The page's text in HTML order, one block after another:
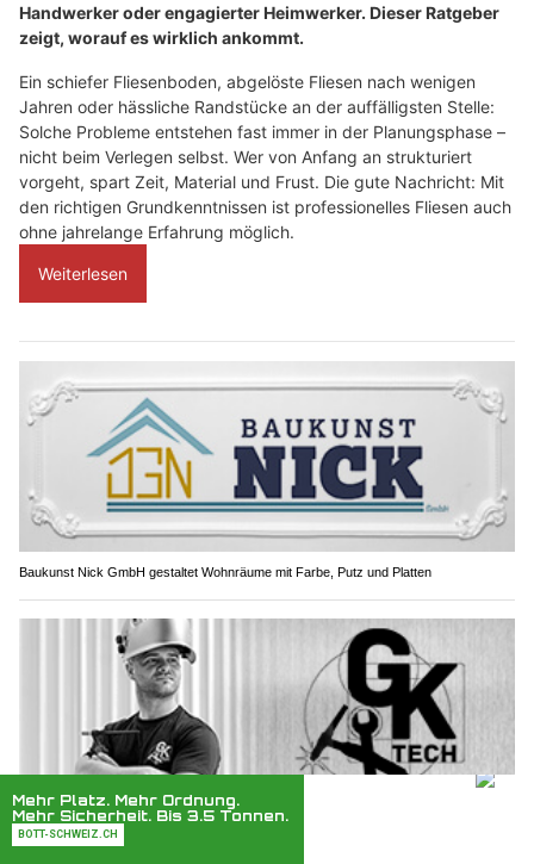
Handwerker oder engagierter Heimwerker. Dieser Ratgeber
zeigt, worauf es wirklich ankommt.
Ein schiefer Fliesenboden, abgelöste Fliesen nach wenigen
Jahren oder hässliche Randstücke an der auffälligsten Stelle:
Solche Probleme entstehen fast immer in der Planungsphase –
nicht beim Verlegen selbst. Wer von Anfang an strukturiert
vorgeht, spart Zeit, Material und Frust. Die gute Nachricht: Mit
den richtigen Grundkenntnissen ist professionelles Fliesen auch
ohne jahrelange Erfahrung möglich.
Weiterlesen
Baukunst Nick GmbH gestaltet Wohnräume mit Farbe, Putz und Platten
GK Tech GmbH, Amriswil TG: Anlagenbau aus Chromstahl vom Profi